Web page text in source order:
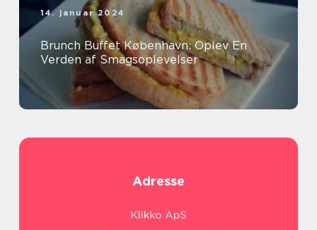
14. januar 2024
Brunch Buffet København: Oplev En
Verden af Smagsoplevelser
Adresse